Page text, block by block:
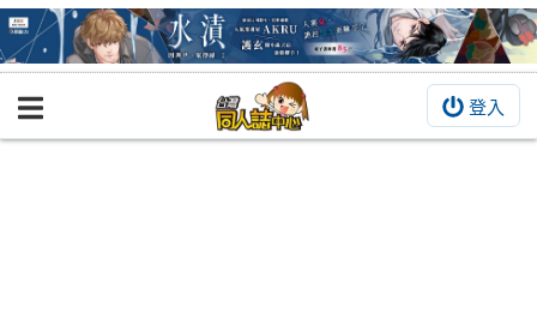
登入
BOOKY書集倉庫